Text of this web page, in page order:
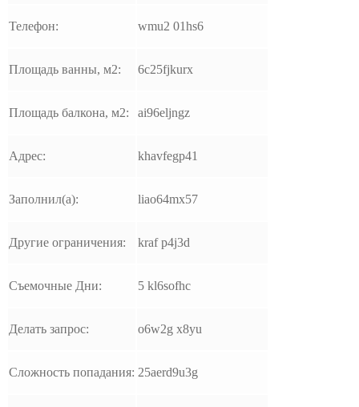
Телефон: wmu2 01hs6
Площадь ванны, м2: 6c25fjkurx
Площадь балкона, м2: ai96eljngz
Адрес: khavfegp41
Заполнил(а): liao64mx57
Другие ограничения: kraf p4j3d
Съемочные Дни: 5 kl6sofhc
Делать запрос: o6w2g x8yu
Сложность попадания: 25aerd9u3g